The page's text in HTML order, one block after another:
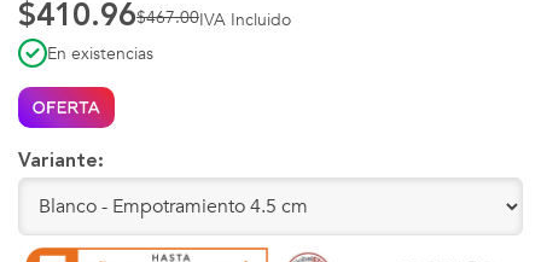
$410.96$467.00IVA Incluido
En existencias
Variante: